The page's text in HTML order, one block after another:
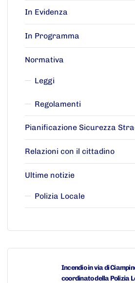
In Evidenza
In Programma
Normativa
Leggi
Regolamenti
Pianificazione Sicurezza
Relazioni con il cittadino
Ultime notizie
Polizia Locale
Incendio in via di
coordinato della Polizia